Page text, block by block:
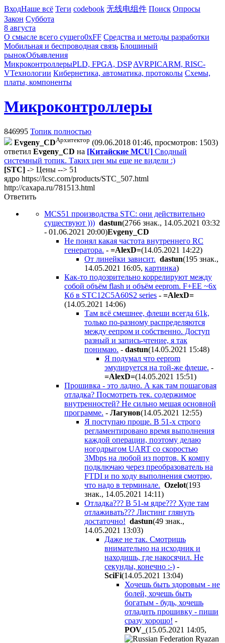
ВходНаше всё Теги codebook 无线电组件 Поиск Опросы
Закон Суббота
8 августа
О смысле всего сущего0xFF Средства и методы разработки
Мобильная и беспроводная связь Блошиный
рынокОбъявления
МикроконтроллерыPLD, FPGA, DSP AVRPICARM, RISC-
VТехнологии Кибернетика, автоматика, протоколы Схемы,
платы, компоненты
Микроконтроллеры
846995 Топик полностью
Evgeny_CDАрхитектор (09.06.2018 01:46, просмотров: 1503)
ответил Evgeny_CD на [Китайские MCU] Сводный
системный топик. Таких цен мы еще не видели :)
[STC] -> Цены --> 51
ядро https://lcsc.com/products/STC_507.html
http://caxapa.ru/781513.html
Ответить
MCS51 производства STC: они действительно
существуют ))) dastun(2766 знак., 14.05.2021 03:32
- 01.06.2021 20:00)Evgeny_CD
Не понял какая частота внутреннего RC
генератора. - =AlexD=(14.05.2021 14:22)
От линейки зависит. dastun(195 знак.,
14.05.2021 16:05, картинка)
Как-то подозрительно коррелируют между
собой объём flash и объём eeprom. F+EE ~6x
Кб в STC12C5A60S2 series - =AlexD=
(14.05.2021 14:06)
Там всё смешнее, флеши всегда 61k,
только по-разному распределяются
между еепром и собственно. Доступ
разный и запись-чтение, я так
понимаю. - dastun(14.05.2021 15:48)
Я подумал что eeprom
эмулируется на той-же флеше. -
=AlexD=(14.05.2021 15:51)
Прошивка - это ладно. А как там пошаговая
отладка? Посмотреть тек. содержимое
внутренностей? Не сильно мешая основной
программе. - Лaгyнoв(14.05.2021 12:55)
Я поступаю проще. В 51-х строго
регламентировано время выполнения
каждой операции, поэтому делаю
ногодрыгом UART со скоростью
3Mbps на любой из портов. К компу
подключаю через преобразователь на
FTDI и по ходу выполнения смотрю,
что надо в терминале. Ozelot(193
знак., 14.05.2021 14:11)
Отладка??? В 51-м ядре??? Хуле там
отлаживать??? Листинг глянуть
достаточно! dastun(49 знак.,
14.05.2021 13:03)
Даже не так. Смотришь
внимательно на исходник и
находишь, где накосячил. Не
секунды, конечно :-) -
SciFi(14.05.2021 13:04)
Хочешь быть здоровым - не
болей, хочешь быть
богатым - будь, хочешь
отладить прошивку - пиши
сразу хорошо! -
POV_ (15.05.2021 14:05,